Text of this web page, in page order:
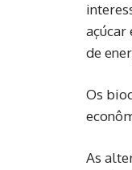
açúcar
de
Os
As